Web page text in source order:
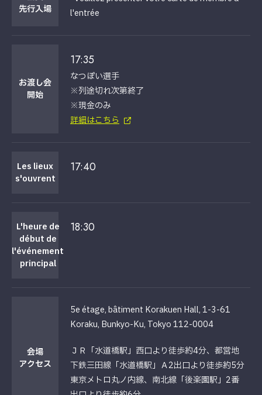
先行入場
l'entrée
お渡し会
開始
17:35
なつぽい選手
※列途切れ次第終了
※現金のみ
詳細はこちら
Les lieux
s'ouvrent
17:40
L'heure de
début de
l'événement
principal
18:30
会場
アクセス
5e étage, bâtiment Korakuen Hall, 1-3-61
Koraku, Bunkyo-Ku, Tokyo 112-0004
ＪＲ「水道橋駅」西口より徒歩約4分、都営地
下鉄三田線「水道橋駅」Ａ2出口より徒歩約5分
東京メトロ丸ノ内線、南北線「後楽園駅」2番